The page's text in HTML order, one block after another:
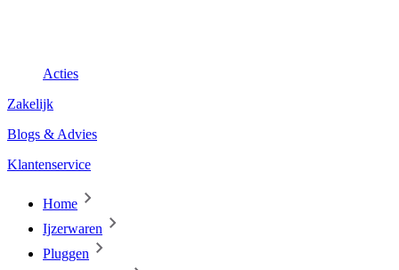
Acties
Zakelijk
Blogs & Advies
Klantenservice
Home
Ijzerwaren
Pluggen